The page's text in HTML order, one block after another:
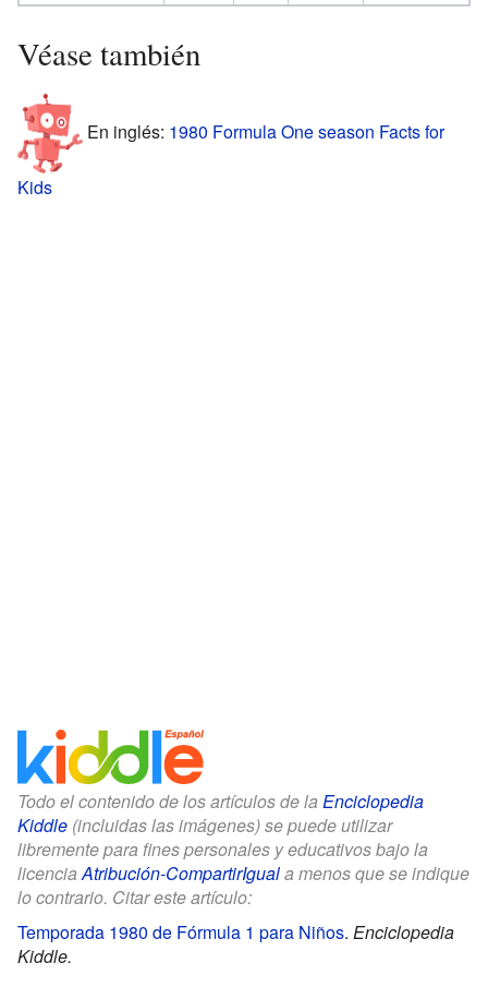
Véase también
En inglés: 1980 Formula One season Facts for
Kids
Todo el contenido de los artículos de la Enciclopedia
Kiddle (incluidas las imágenes) se puede utilizar
libremente para fines personales y educativos bajo la
licenciaAtribución-CompartirIguala menos que se indique
lo contrario. Citar este artículo:
Temporada 1980 de Fórmula 1 para Niños. Enciclopedia
Kiddle.